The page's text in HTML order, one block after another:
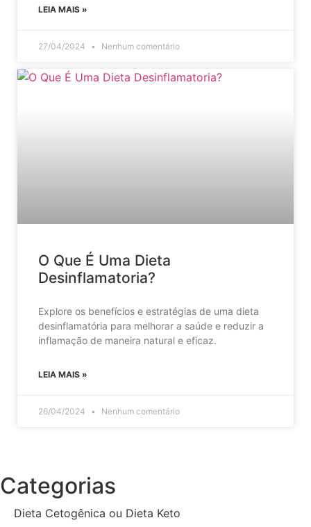
LEIA MAIS »
27/04/2024 Nenhum comentário
O Que É Uma Dieta
Desinflamatoria?
Explore os benefícios e estratégias de uma dieta
desinflamatória para melhorar a saúde e reduzir a
inflamação de maneira natural e eficaz.
LEIA MAIS »
26/04/2024 Nenhum comentário
Categorias
Dieta Cetogênica ou Dieta Keto